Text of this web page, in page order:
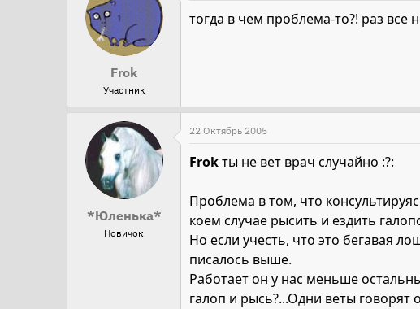
Frok
Участник
тогда в чем проблема-то?! раз все
*Юленька*
Новичок
22 Октябрь 2005
Frokты не вет врач случайно :?:
Проблема в том, что
коем случае рысить и ездить
Но если учесть, что это бегавая
писалось выше.
Работает он у нас меньше
галоп и рысь?...Одни веты говорят